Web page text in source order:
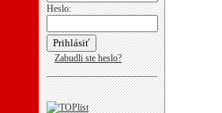
Heslo:
Zabudli ste heslo?